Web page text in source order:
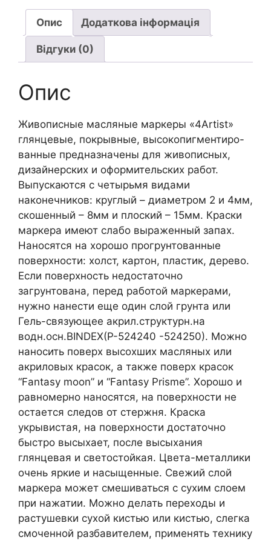
Pebeo
4мм
ЗЕЛЕНИЙ
СВІТЛИЙ
Опис Додаткова інформація
Відгуки (0)
Опис
Живописные масляные маркеры «4Artist»
глянцевые, покрывные, высокопигментиро-
ванные предназначены для живописных,
дизайнерских и оформительских работ.
Выпускаются с четырьмя видами
наконечников: круглый – диаметром 2 и 4мм,
скошенный – 8мм и плоский – 15мм. Краски
маркера имеют слабо выраженный запах.
Наносятся на хорошо прогрунтованные
поверхности: холст, картон, пластик, дерево.
Если поверхность недостаточно
загрунтована, перед работой маркерами,
нужно нанести еще один слой грунта или
Гель-связующее акрил.структурн.на
водн.осн.BINDEX(P-524240 -524250). Можно
наносить поверх высохших масляных или
акриловых красок, а также поверх красок
“Fantasy moon” и “Fantasy Prisme”. Хорошо и
равномерно наносятся, на поверхности не
остается следов от стержня. Краска
укрывистая, на поверхности достаточно
быстро высыхает, после высыхания
глянцевая и светостойкая. Цвета-металлики
очень яркие и насыщенные. Свежий слой
маркера может смешиваться с сухим слоем
при нажатии. Можно делать переходы и
растушевки сухой кистью или кистью, слегка
смоченной разбавителем, применять технику